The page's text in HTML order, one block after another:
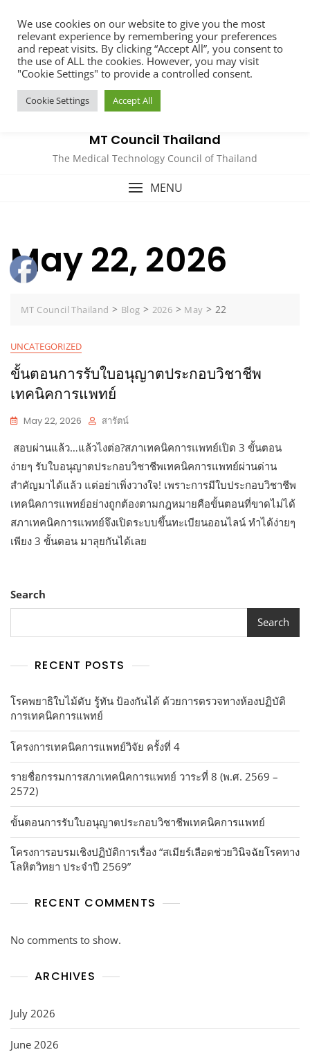
content
MT Council Thailand
The Medical Technology Council of Thailand
MENU
May 22, 2026
MT Council Thailand > Blog > 2026 > May > 22
UNCATEGORIZED
ขั้นตอนการรับใบอนุญาตประกอบวิชาชีพ
เทคนิคการแพทย์
May 22, 2026 สารัตน์
สอบผ่านแล้ว…แล้วไงต่อ?สภาเทคนิคการแพทย์เปิด 3 ขั้นตอน
ง่ายๆ รับใบอนุญาตประกอบวิชาชีพเทคนิคการแพทย์ผ่านด่าน
สำคัญมาได้แล้ว แต่อย่าเพิ่งวางใจ! เพราะการมีใบประกอบวิชาชีพ
เทคนิคการแพทย์อย่างถูกต้องตามกฎหมายคือขั้นตอนที่ขาดไม่ได้
สภาเทคนิคการแพทย์จึงเปิดระบบขึ้นทะเบียนออนไลน์ ทำได้ง่ายๆ
เพียง 3 ขั้นตอน มาลุยกันได้เลย
Search
Search
RECENT POSTS
โรคพยาธิใบไม้ตับ รู้ทัน ป้องกันได้ ด้วยการตรวจทางห้องปฏิบัติ
การเทคนิคการแพทย์
โครงการเทคนิคการแพทย์วิจัย ครั้งที่ 4
รายชื่อกรรมการสภาเทคนิคการแพทย์ วาระที่ 8 (พ.ศ. 2569 –
2572)
ขั้นตอนการรับใบอนุญาตประกอบวิชาชีพเทคนิคการแพทย์
โครงการอบรมเชิงปฏิบัติการเรื่อง “สเมียร์เลือดช่วยวินิจฉัยโรคทาง
โลหิตวิทยา ประจำปี 2569”
RECENT COMMENTS
No comments to show.
ARCHIVES
July 2026
June 2026
We use cookies on our website to give you the most
relevant experience by remembering your preferences
and repeat visits. By clicking “Accept All”, you consent to
the use of ALL the cookies. However, you may visit
"Cookie Settings" to provide a controlled consent.
Cookie Settings Accept All